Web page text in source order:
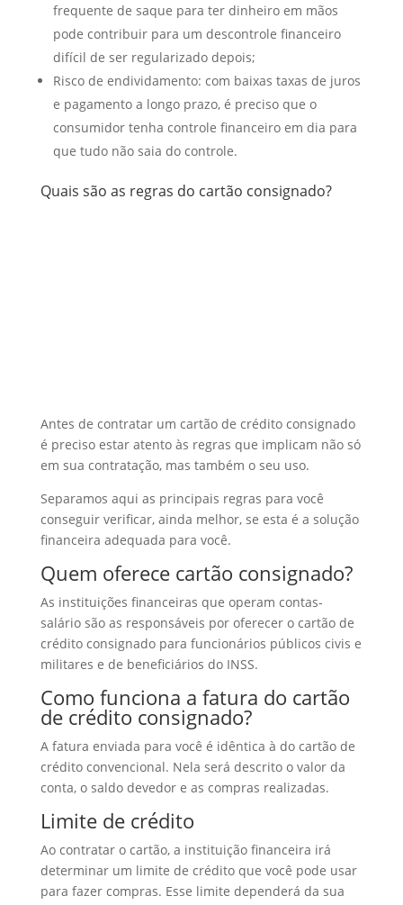
frequente de saque para ter dinheiro em mãos
pode contribuir para um descontrole financeiro
difícil de ser regularizado depois;
Risco de endividamento: com baixas taxas de juros
e pagamento a longo prazo, é preciso que o
consumidor tenha controle financeiro em dia para
que tudo não saia do controle.
Quais são as regras do cartão consignado?
Antes de contratar um cartão de crédito consignado
é preciso estar atento às regras que implicam não só
em sua contratação, mas também o seu uso.
Separamos aqui as principais regras para você
conseguir verificar, ainda melhor, se esta é a solução
financeira adequada para você.
Quem oferece cartão consignado?
As instituições financeiras que operam contas-
salário são as responsáveis por oferecer o cartão de
crédito consignado para funcionários públicos civis e
militares e de beneficiários do INSS.
Como funciona a fatura do cartão
de crédito consignado?
A fatura enviada para você é idêntica à do cartão de
crédito convencional. Nela será descrito o valor da
conta, o saldo devedor e as compras realizadas.
Limite de crédito
Ao contratar o cartão, a instituição financeira irá
determinar um limite de crédito que você pode usar
para fazer compras. Esse limite dependerá da sua